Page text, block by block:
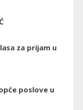
za prijam u
poslove u